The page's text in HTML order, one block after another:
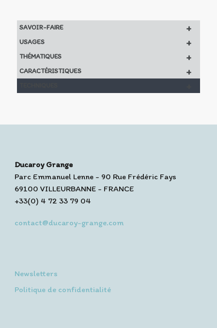
+
SAVOIR-FAIRE
+
USAGES
+
THÉMATIQUES
+
CARACTÉRISTIQUES
Ducaroy Grange
Parc Emmanuel Lenne - 90 Rue Frédéric Fays
69100 VILLEURBANNE - FRANCE
+33(0) 4 72 33 79 04
contact@ducaroy-grange.com
Newsletters
Politique de confidentialité